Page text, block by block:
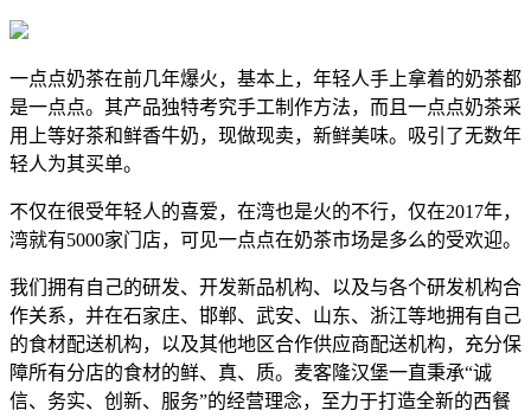
一点点奶茶在前几年爆火，基本上，年轻人手上拿着的奶茶都
是一点点。其产品独特考究手工制作方法，而且一点点奶茶采
用上等好茶和鲜香牛奶，现做现卖，新鲜美味。吸引了无数年
轻人为其买单。
不仅在很受年轻人的喜爱，在湾也是火的不行，仅在2017年，
湾就有5000家门店，可见一点点在奶茶市场是多么的受欢迎。
我们拥有自己的研发、开发新品机构、以及与各个研发机构合
作关系，并在石家庄、邯郸、武安、山东、浙江等地拥有自己
的食材配送机构，以及其他地区合作供应商配送机构，充分保
障所有分店的食材的鲜、真、质。麦客隆汉堡一直秉承“诚
信、务实、创新、服务”的经营理念，至力于打造全新的西餐